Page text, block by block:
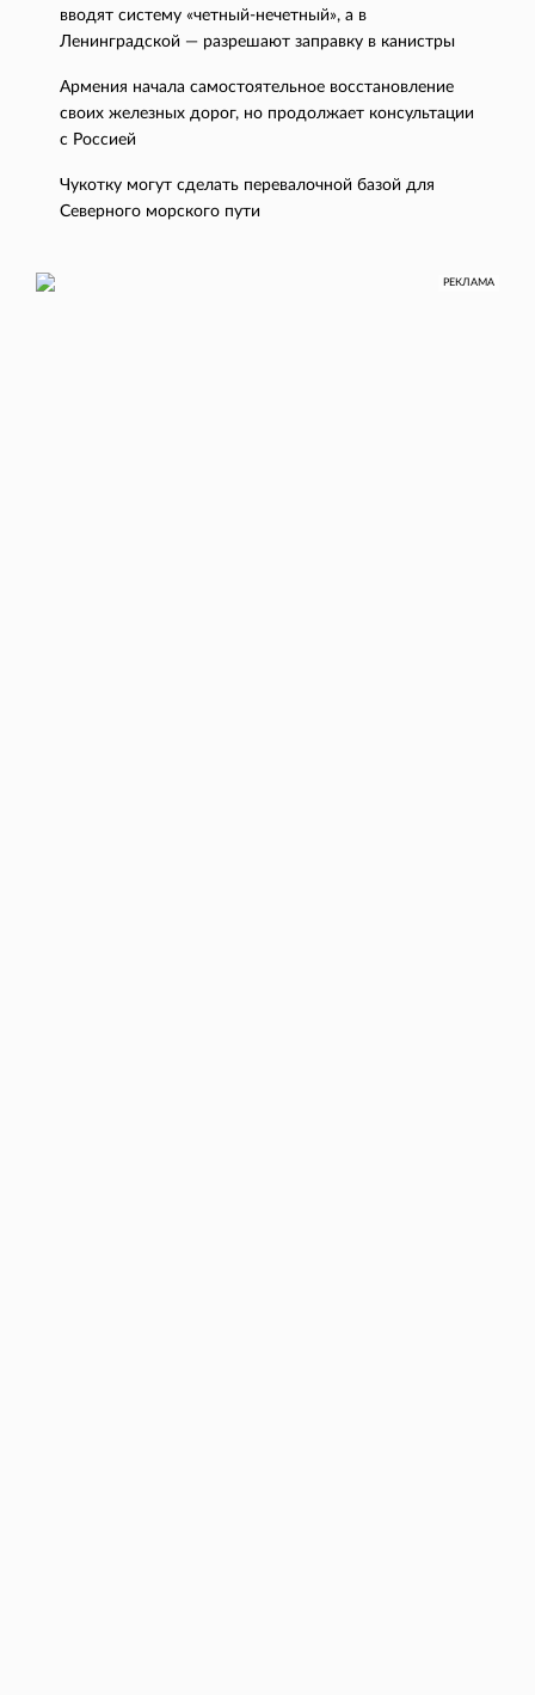
вводят систему «четный-нечетный», а в
Ленинградской — разрешают заправку в канистры
Армения начала самостоятельное восстановление
своих железных дорог, но продолжает консультации
с Россией
Чукотку могут сделать перевалочной базой для
Северного морского пути
РЕКЛАМА